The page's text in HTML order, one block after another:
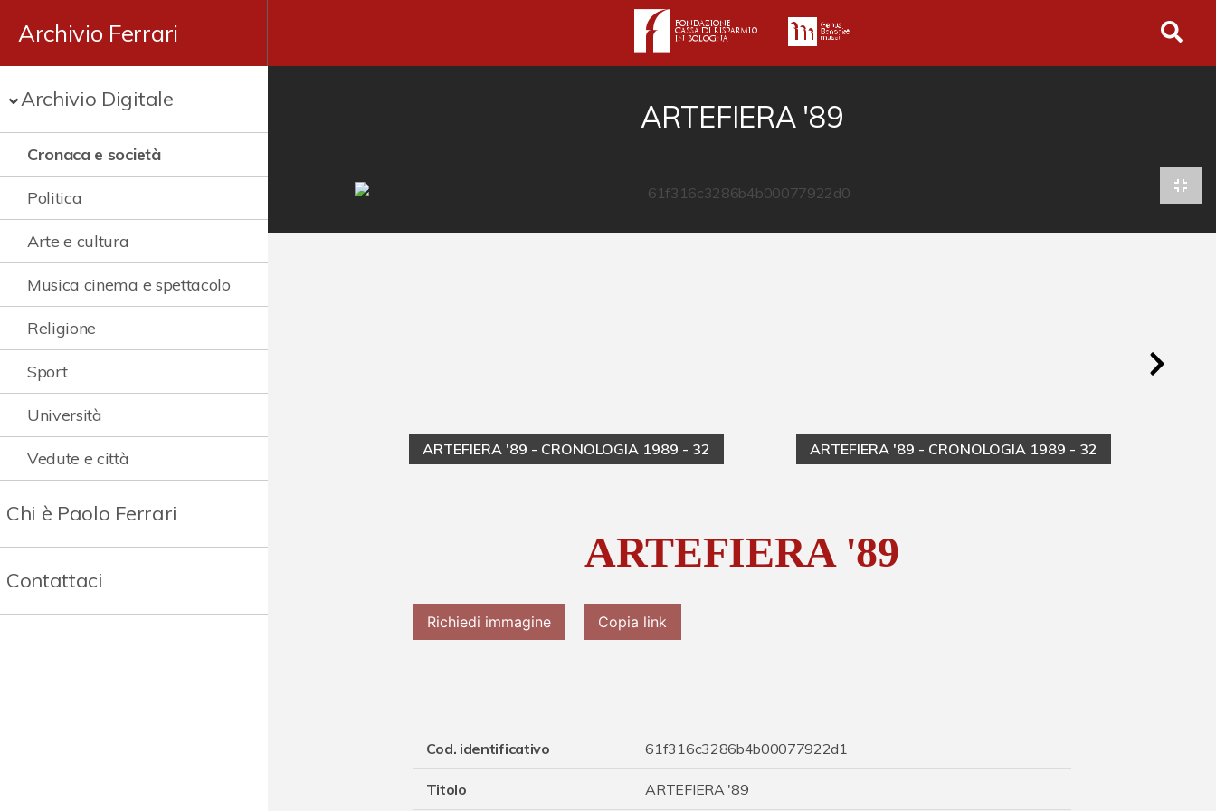
Archivio Ferrari
Archivio Digitale
Cronaca e società
Politica
Arte e cultura
Musica cinema e spettacolo
Religione
Sport
Università
Vedute e città
Chi è Paolo Ferrari
Contattaci
ARTEFIERA '89
ARTEFIERA '89 - CRONOLOGIA 1989 - 32 ARTEFIERA '89 - CRONOLOGIA 1989 - 32
ARTEFIERA '89
Richiedi immagine Copia link
Cod. identificativo 61f316c3286b4b00077922d1
Titolo ARTEFIERA '89